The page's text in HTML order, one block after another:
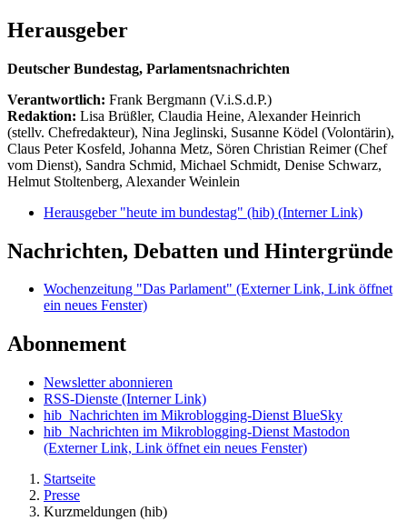
Herausgeber
Deutscher Bundestag, Parlamentsnachrichten
Verantwortlich: Frank Bergmann (V.i.S.d.P.)
Redaktion: Lisa Brüßler, Claudia Heine, Alexander Heinrich
(stellv. Chefredakteur), Nina Jeglinski, Susanne Ködel (Volontärin),
Claus Peter Kosfeld, Johanna Metz, Sören Christian Reimer (Chef
vom Dienst), Sandra Schmid, Michael Schmidt, Denise Schwarz,
Helmut Stoltenberg, Alexander Weinlein
Herausgeber "heute im bundestag" (hib) (Interner Link)
Nachrichten, Debatten und Hintergründe
Wochenzeitung "Das Parlament" (Externer Link, Link öffnet
ein neues Fenster)
Abonnement
Newsletter abonnieren
RSS-Dienste (Interner Link)
hib_Nachrichten im Mikroblogging-Dienst BlueSky
hib_Nachrichten im Mikroblogging-Dienst Mastodon
(Externer Link, Link öffnet ein neues Fenster)
Startseite
Presse
Kurzmeldungen (hib)